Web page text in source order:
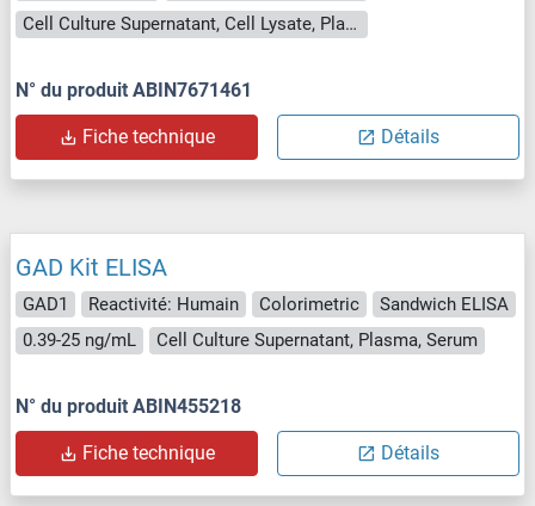
Cell Culture Supernatant, Cell Lysate, Plasma, Serum, Tissue Lysate
N° du produit ABIN7671461
Fiche technique Détails
GAD Kit ELISA
GAD1 Reactivité: Humain Colorimetric
Sandwich ELISA
0.39-25 ng/mL
Cell Culture Supernatant, Plasma, Serum
N° du produit ABIN455218
Fiche technique Détails